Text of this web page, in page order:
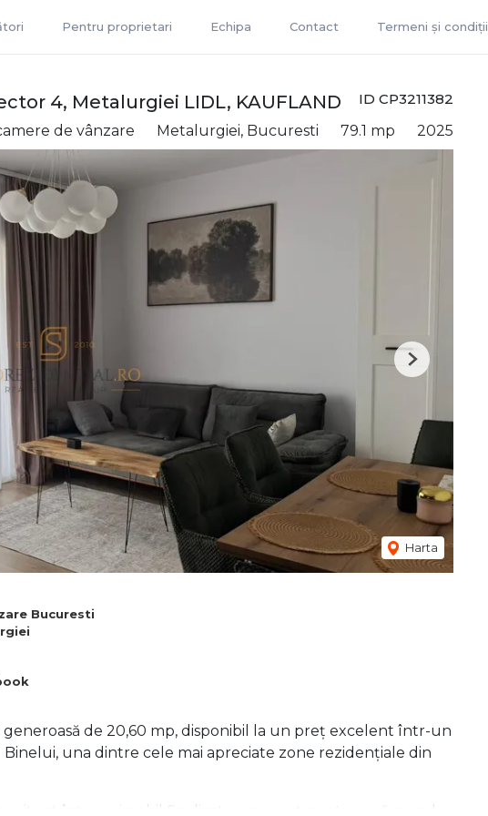
Pentru proprietari Echipa Contact Termeni și condiții
ID CP3211382
4, Metalurgiei LIDL, KAUFLAND
de vânzare Metalurgiei, Bucuresti 79.1 mp 2025
Harta
Next
Bucuresti
de 20,60 mp, disponibil la un preț excelent într-un
una dintre cele mai apreciate zone rezidențiale din
situat într-un imobil finalizat, conceput pentru a răspunde